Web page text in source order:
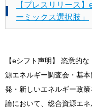
【プレスリリース
ーミックス選択肢」
【eシフト声明】 恣意的
源エネルギー調査会・基
発・新しいエネルギー政
論において、総合資源エ